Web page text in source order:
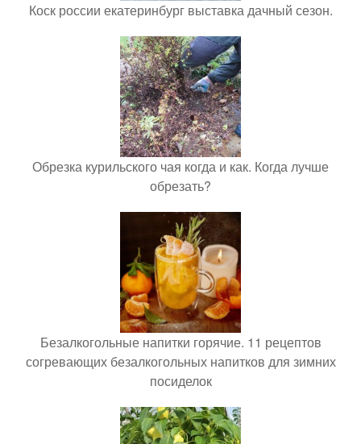
Коск россии екатеринбург выставка дачный сезон.
Обрезка курильского чая когда и как. Когда лучше
обрезать?
Безалкогольные напитки горячие. 11 рецептов
согревающих безалкогольных напитков для зимних
посиделок